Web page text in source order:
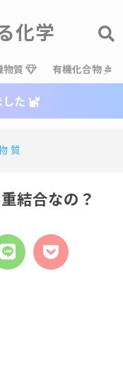
化学
物質 有機化合物
た
質
結合なの？